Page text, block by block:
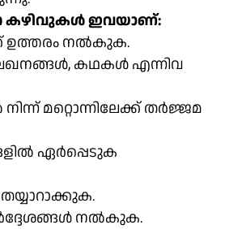
കഴിവുകൾ ഇവയാണ്:
ഉത്തരം നൽകുക.
കഥകൾ എന്നിവ
മറ്റൊന്നിലേക്ക് തർജ്ജമ
ഏർപ്പെടുക
നൽകുക.